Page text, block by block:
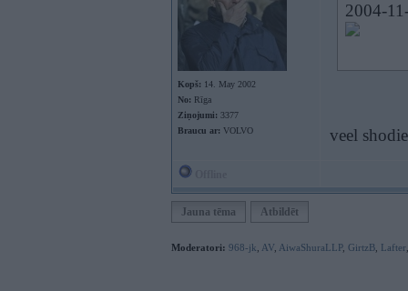
Kopš: 14. May 2002
No: Rīga
Ziņojumi: 3377
Braucu ar: VOLVO
2004-
veel
Jauna tēma Atbildēt
Moderatori: 968-jk AV AiwaShuraLLP, GirtzB Lafter